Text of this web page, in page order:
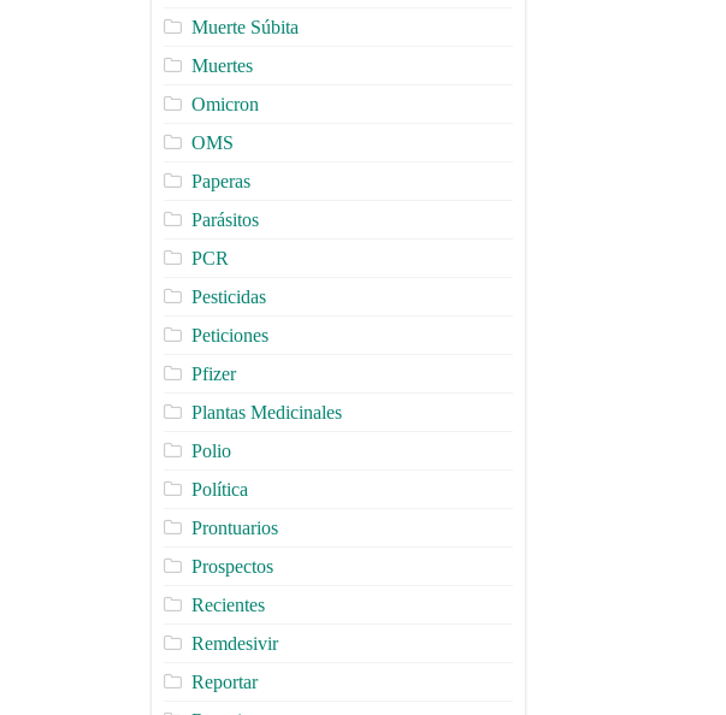
Muerte Súbita
Muertes
Omicron
OMS
Paperas
Parásitos
PCR
Pesticidas
Peticiones
Pfizer
Plantas Medicinales
Polio
Política
Prontuarios
Prospectos
Recientes
Remdesivir
Reportar